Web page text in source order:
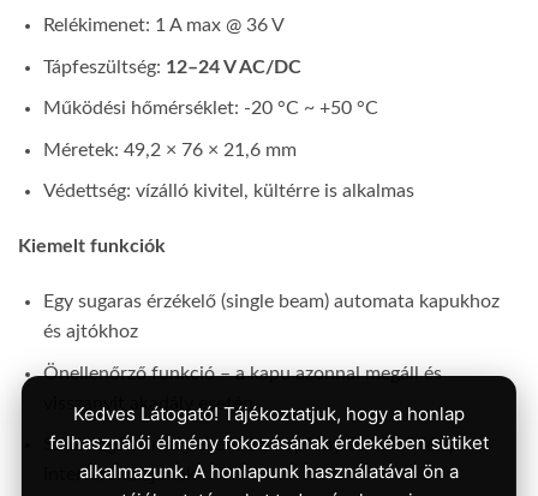
Relékimenet: 1 A max @ 36 V
Tápfeszültség: 12–24 V AC/DC
Működési hőmérséklet: -20 °C ~ +50 °C
Méretek: 49,2 × 76 × 21,6 mm
Védettség: vízálló kivitel, kültérre is alkalmas
Kiemelt funkciók
Egy sugaras érzékelő (single beam) automata kapukhoz
és ajtókhoz
Önellenőrző funkció – a kapu azonnal megáll és
visszanyit akadály esetén
Szűk sugár, amely ellenáll a napfény és külső fény
interferenciájának
Kedves Látogató! Tájékoztatjuk, hogy a honlap
felhasználói élmény fokozásának érdekében sütiket
alkalmazunk. A honlapunk használatával ön a